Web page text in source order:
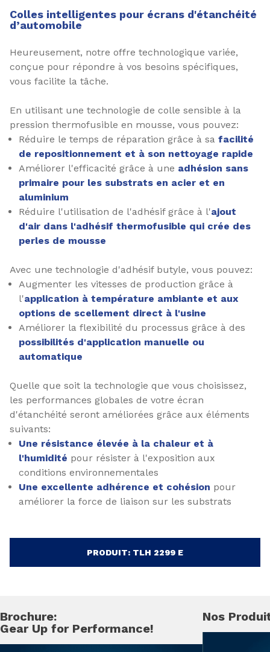
Colles intelligentes pour écrans d'étanchéité
d’automobile
Heureusement, notre offre technologique variée,
conçue pour répondre à vos besoins spécifiques,
vous facilite la tâche.
En utilisant une technologie de colle sensible à la
pression thermofusible en mousse, vous pouvez:
Réduire le temps de réparation grâce à sa facilité
de repositionnement et à son nettoyage rapide
Améliorer l'efficacité grâce à une adhésion sans
primaire pour les substrats en acier et en
aluminium
Réduire l'utilisation de l'adhésif grâce à l'ajout
d'air dans l'adhésif thermofusible qui crée des
perles de mousse
Avec une technologie d'adhésif butyle, vous pouvez:
Augmenter les vitesses de production grâce à
l'application à température ambiante et aux
options de scellement direct à l'usine
Améliorer la flexibilité du processus grâce à des
possibilités d'application manuelle ou
automatique
Quelle que soit la technologie que vous choisissez,
les performances globales de votre écran
d'étanchéité seront améliorées grâce aux éléments
suivants:
Une résistance élevée à la chaleur et à
l'humidité pour résister à l'exposition aux
conditions environnementales
Une excellente adhérence et cohésion pour
améliorer la force de liaison sur les substrats
PRODUIT: TLH 2299 E
Brochure:
Gear Up for Performance!
Nos